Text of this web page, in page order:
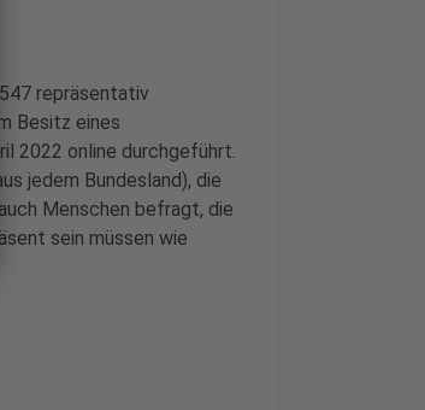
repräsentativ
Besitz eines
2022 online durchgeführt.
jedem Bundesland), die
Menschen befragt, die
sein müssen wie